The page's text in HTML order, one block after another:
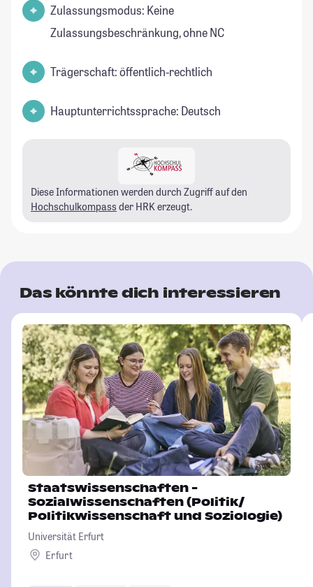
Zulassungsmodus: Keine
Zulassungsbeschränkung, ohne NC
Trägerschaft: öffentlich-rechtlich
Hauptunterrichtssprache: Deutsch
Diese Informationen werden durch Zugriff auf den
Hochschulkompass der HRK erzeugt.
Das könnte dich interessieren
Staatswissenschaften -
Sozialwissenschaften (Politik/
Politikwissenschaft und Soziologie)
Universität Erfurt
Erfurt